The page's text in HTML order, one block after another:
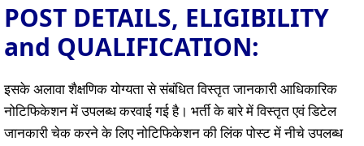
POST DETAILS, ELIGIBILITY
and QUALIFICATION:
इसके अलावा शैक्षणिक योग्यता से संबंधित विस्तृत जानकारी आधिकारिक
नोटिफिकेशन में उपलब्ध करवाई गई है। भर्ती के बारे में विस्तृत एवं डिटेल
जानकारी चेक करने के लिए नोटिफिकेशन की लिंक पोस्ट में नीचे उपलब्ध